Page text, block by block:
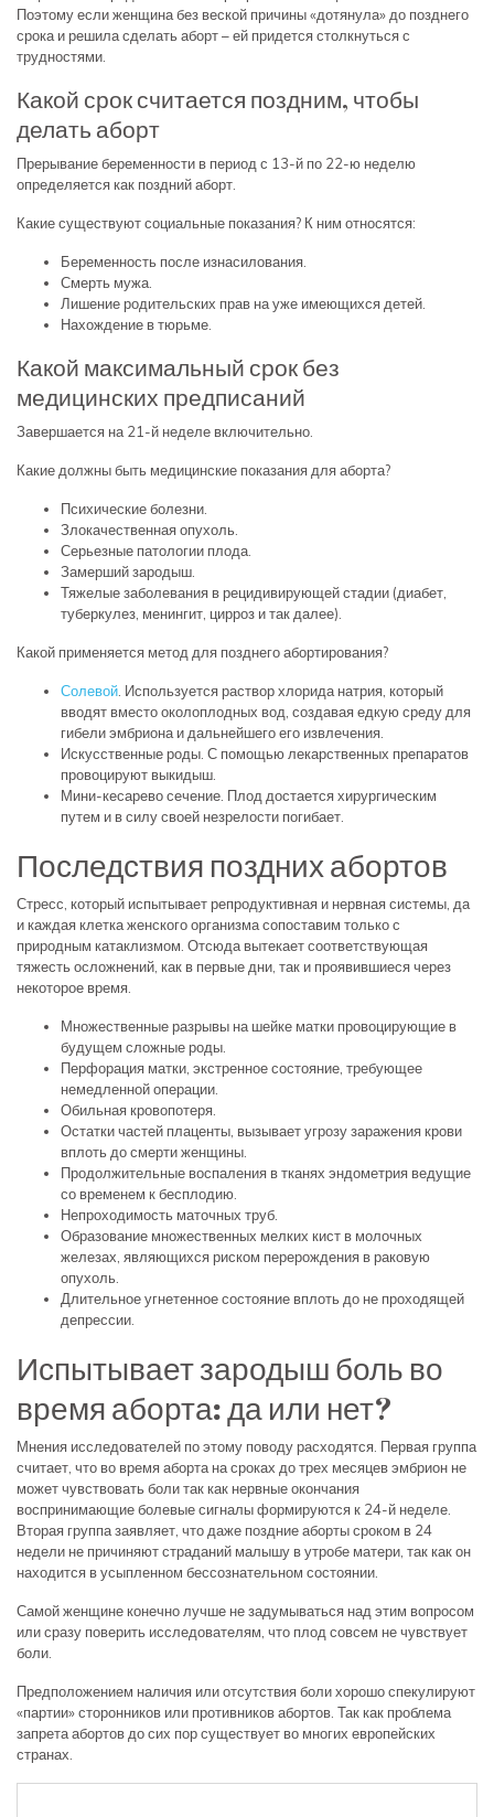
Поэтому если женщина без веской причины «дотянула» до позднего
срока и решила сделать аборт – ей придется столкнуться с
трудностями.
Какой срок считается поздним, чтобы
делать аборт
Прерывание беременности в период с 13-й по 22-ю неделю
определяется как поздний аборт.
Какие существуют социальные показания? К ним относятся:
Беременность после изнасилования.
Смерть мужа.
Лишение родительских прав на уже имеющихся детей.
Нахождение в тюрьме.
Какой максимальный срок без
медицинских предписаний
Завершается на 21-й неделе включительно.
Какие должны быть медицинские показания для аборта?
Психические болезни.
Злокачественная опухоль.
Серьезные патологии плода.
Замерший зародыш.
Тяжелые заболевания в рецидивирующей стадии (диабет,
туберкулез, менингит, цирроз и так далее).
Какой применяется метод для позднего абортирования?
Солевой. Используется раствор хлорида натрия, который
вводят вместо околоплодных вод, создавая едкую среду для
гибели эмбриона и дальнейшего его извлечения.
Искусственные роды. С помощью лекарственных препаратов
провоцируют выкидыш.
Мини-кесарево сечение. Плод достается хирургическим
путем и в силу своей незрелости погибает.
Последствия поздних абортов
Стресс, который испытывает репродуктивная и нервная системы, да
и каждая клетка женского организма сопоставим только с
природным катаклизмом. Отсюда вытекает соответствующая
тяжесть осложнений, как в первые дни, так и проявившиеся через
некоторое время.
Множественные разрывы на шейке матки провоцирующие в
будущем сложные роды.
Перфорация матки, экстренное состояние, требующее
немедленной операции.
Обильная кровопотеря.
Остатки частей плаценты, вызывает угрозу заражения крови
вплоть до смерти женщины.
Продолжительные воспаления в тканях эндометрия ведущие
со временем к бесплодию.
Непроходимость маточных труб.
Образование множественных мелких кист в молочных
железах, являющихся риском перерождения в раковую
опухоль.
Длительное угнетенное состояние вплоть до не проходящей
депрессии.
Испытывает зародыш боль во
время аборта: да или нет?
Мнения исследователей по этому поводу расходятся. Первая группа
считает, что во время аборта на сроках до трех месяцев эмбрион не
может чувствовать боли так как нервные окончания
воспринимающие болевые сигналы формируются к 24-й неделе.
Вторая группа заявляет, что даже поздние аборты сроком в 24
недели не причиняют страданий малышу в утробе матери, так как он
находится в усыпленном бессознательном состоянии.
Самой женщине конечно лучше не задумываться над этим вопросом
или сразу поверить исследователям, что плод совсем не чувствует
боли.
Предположением наличия или отсутствия боли хорошо спекулируют
«партии» сторонников или противников абортов. Так как проблема
запрета абортов до сих пор существует во многих европейских
странах.